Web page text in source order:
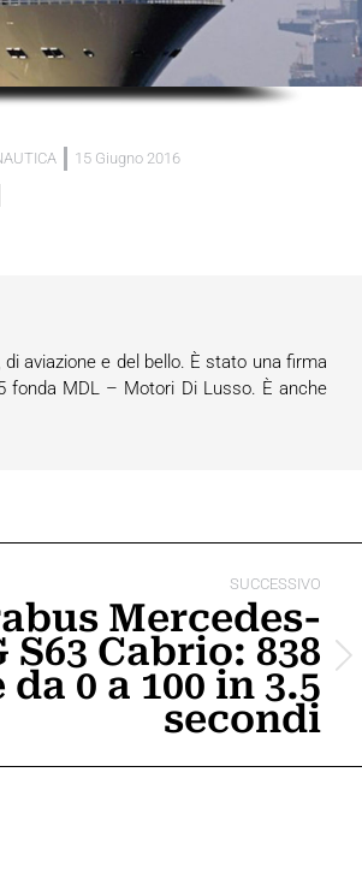
15 Giugno 2016
aviazione e del bello. È stato una firma
fonda MDL – Motori Di Lusso. È anche
SUCCESSIVO
Mercedes-
S63 Cabrio: 838
da 0 a 100 in 3.5
secondi